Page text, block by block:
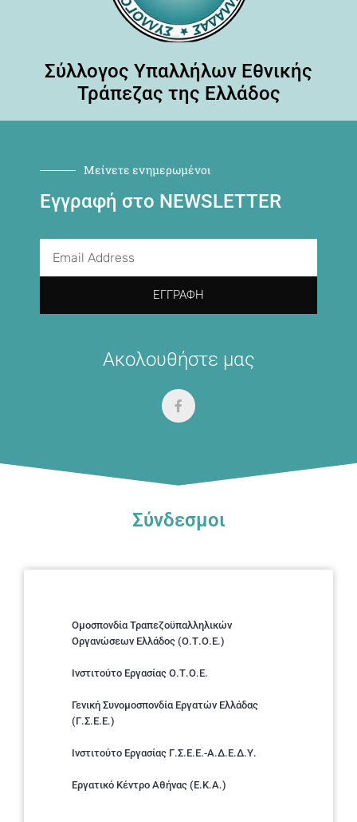
Σύλλογος Υπαλλήλων Εθνικής
Τράπεζας της Ελλάδος
Μείνετε ενημερωμένοι
Εγγραφή στο NEWSLETTER
ΕΓΓΡΑΦΉ
Ακολουθήστε μας
Σύνδεσμοι
Ομοσπονδία Τραπεζοϋπαλληλικών
Οργανώσεων Ελλάδος (Ο.Τ.Ο.Ε.)
Ινστιτούτο Εργασίας Ο.Τ.Ο.Ε.
Γενική Συνομοσπονδία Εργατών Ελλάδας
(Γ.Σ.Ε.Ε.)
Ινστιτούτο Εργασίας Γ.Σ.Ε.Ε.-Α.Δ.Ε.Δ.Υ.
Εργατικό Κέντρο Αθήνας (Ε.Κ.Α.)